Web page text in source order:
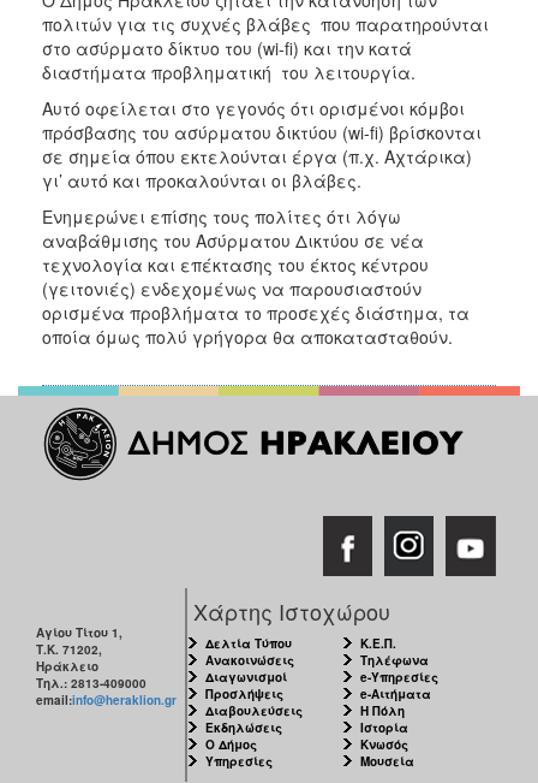
2017
2016
2015
2013
2012
2011
2010
2006
ΤΟΠΟΣ
πολιτών για τις συχνές βλάβες που παρατηρούνται
στο ασύρματο δίκτυο του (wi-fi) και την κατά
διαστήματα προβληματική του λειτουργία.
Αυτό οφείλεται στο γεγονός ότι ορισμένοι κόμβοι
πρόσβασης του ασύρματου δικτύου (wi-fi) βρίσκονται
σε σημεία όπου εκτελούνται έργα (π.χ. Αχτάρικα)
γι’ αυτό και προκαλούνται οι βλάβες.
Ενημερώνει επίσης τους πολίτες ότι λόγω
αναβάθμισης του Ασύρματου Δικτύου σε νέα
τεχνολογία και επέκτασης του έκτος κέντρου
(γειτονιές) ενδεχομένως να παρουσιαστούν
ορισμένα προβλήματα το προσεχές διάστημα, τα
οποία όμως πολύ γρήγορα θα αποκατασταθούν.
Αγίου Τίτου 1,
Τ.Κ. 71202,
Ηράκλειο
Τηλ.: 2813-409000
email:info@heraklion.gr
Χάρτης Ιστοχώρου
Δελτία Τύπου
Ανακοινώσεις
Διαγωνισμοί
Προσλήψεις
Διαβουλεύσεις
Εκδηλώσεις
Ο Δήμος
Υπηρεσίες
Κ.Ε.Π.
Τηλέφωνα
e-Υπηρεσίες
e-Αιτήματα
Η Πόλη
Ιστορία
Κνωσός
Μουσεία